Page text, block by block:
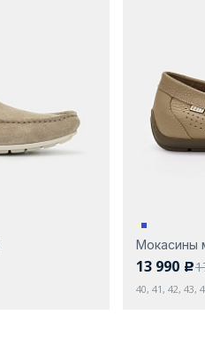
Мокасины
13 990 c
40, 41, 42, 43,